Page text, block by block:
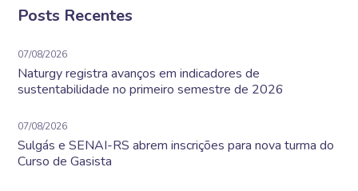
Posts Recentes
07/08/2026
Naturgy registra avanços em indicadores de
sustentabilidade no primeiro semestre de 2026
07/08/2026
Sulgás e SENAI-RS abrem inscrições para nova turma do
Curso de Gasista